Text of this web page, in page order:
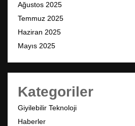
Ağustos 2025
Temmuz 2025
Haziran 2025
Mayıs 2025
Kategoriler
Giyilebilir Teknoloji
Haberler